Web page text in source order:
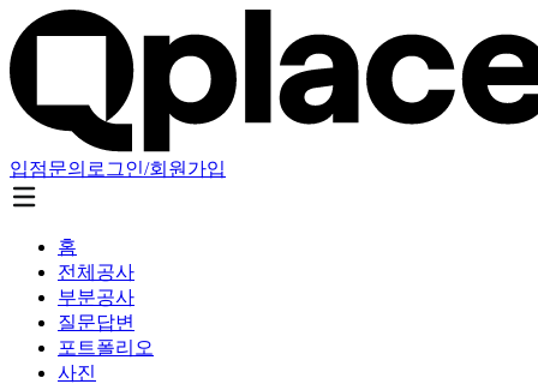
입점문의 로그인/회원가입
홈
전체공사
부분공사
질문답변
포트폴리오
사진